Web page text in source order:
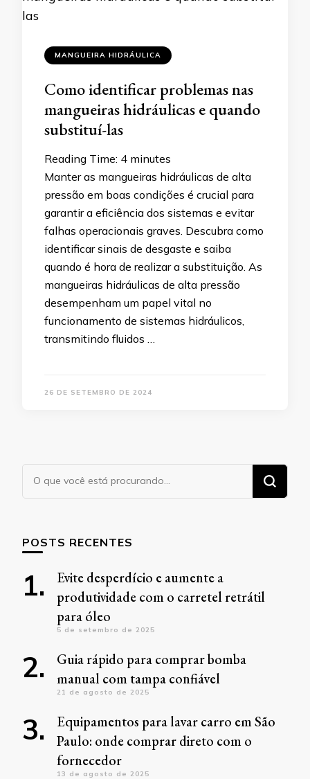
MANGUEIRA HIDRÁULICA
Como identificar problemas nas
mangueiras hidráulicas e quando
substituí-las
Reading Time: 4 minutes
Manter as mangueiras hidráulicas de alta
pressão em boas condições é crucial para
garantir a eficiência dos sistemas e evitar
falhas operacionais graves. Descubra como
identificar sinais de desgaste e saiba
quando é hora de realizar a substituição. As
mangueiras hidráulicas de alta pressão
desempenham um papel vital no
funcionamento de sistemas hidráulicos,
transmitindo fluidos …
26 DE SETEMBRO DE 2024
Procurando
algo?
POSTS RECENTES
Evite desperdício e aumente a
produtividade com o carretel retrátil
para óleo
5 de setembro de 2025
Guia rápido para comprar bomba
manual com tampa confiável
21 de agosto de 2025
Equipamentos para lavar carro em São
Paulo: onde comprar direto com o
fornecedor
13 de agosto de 2025